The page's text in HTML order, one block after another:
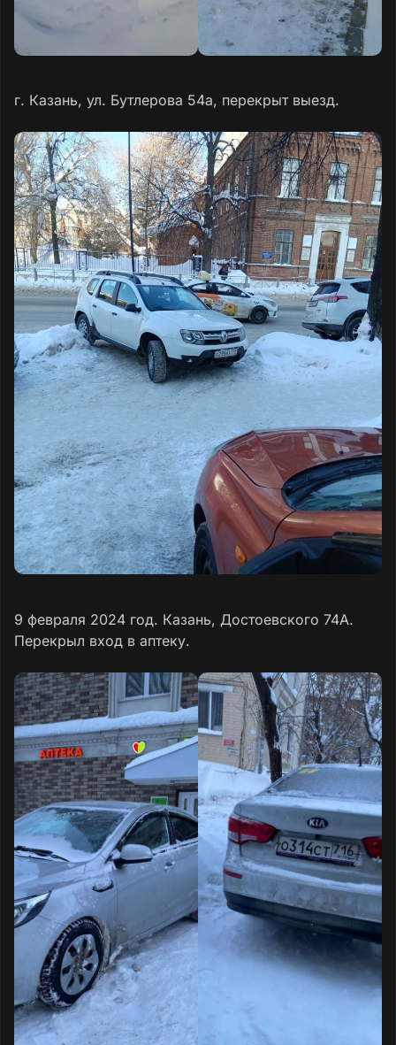
г. Казань, ул. Бутлерова 54а, перекрыт выезд.
9 февраля 2024 год. Казань, Достоевского 74А.
Перекрыл вход в аптеку.